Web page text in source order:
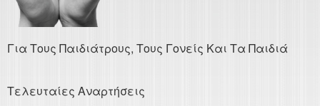
Για Τους Παιδιάτρους, Τους Γονείς Και Τα Παιδιά
Τελευταίες Αναρτήσεις